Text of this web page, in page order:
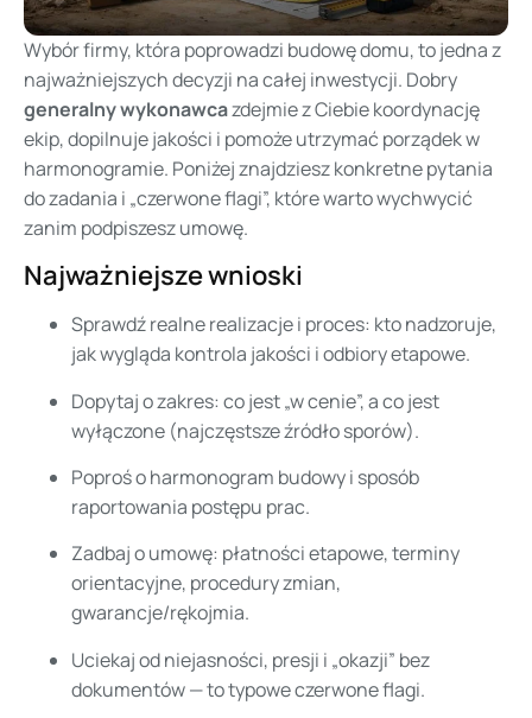
Wybór firmy, która poprowadzi budowę domu, to jedna z
najważniejszych decyzji na całej inwestycji. Dobry
generalny wykonawcazdejmie z Ciebie koordynację
ekip, dopilnuje jakości i pomoże utrzymać porządek w
harmonogramie. Poniżej znajdziesz konkretne pytania
do zadania i „czerwone flagi”, które warto wychwycić
zanim podpiszesz umowę.
Najważniejsze wnioski
Sprawdź realne realizacje i proces: kto nadzoruje,
jak wygląda kontrola jakości i odbiory etapowe.
Dopytaj o zakres: co jest „w cenie”, a co jest
wyłączone (najczęstsze źródło sporów).
Poproś o harmonogram budowy i sposób
raportowania postępu prac.
Zadbaj o umowę: płatności etapowe, terminy
orientacyjne, procedury zmian,
gwarancje/rękojmia.
Uciekaj od niejasności, presji i „okazji” bez
dokumentów — to typowe czerwone flagi.